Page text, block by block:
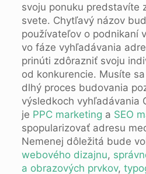
svoju ponuku predstavíte
svete. Chytľavý názov
používateľov o podnikaní
vo fáze vyhľadávania
prinúti zdôrazniť svoju
od konkurencie. Musíte
dlhý proces budovania
výsledkoch vyhľadávania
je PPC marketing a SEO
spopularizovať adresu
Nemenej dôležitá bude
webového dizajnu,
a obrazových prvkov,